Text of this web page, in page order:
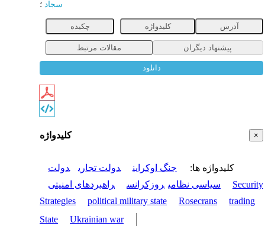
سجاد ؛
چکیده کلیدواژه آدرس
مقالات مرتبط پیشنهاد دیگران
دانلود
× کلیدواژه
کلیدواژه ها: جنگ اوکراین دولت تجاری
دولت
سیاسی نظامی روزکرانس راهبردهای امنیتی
Security
Strategies
political military state Rosecrans
trading
State
Ukrainian war